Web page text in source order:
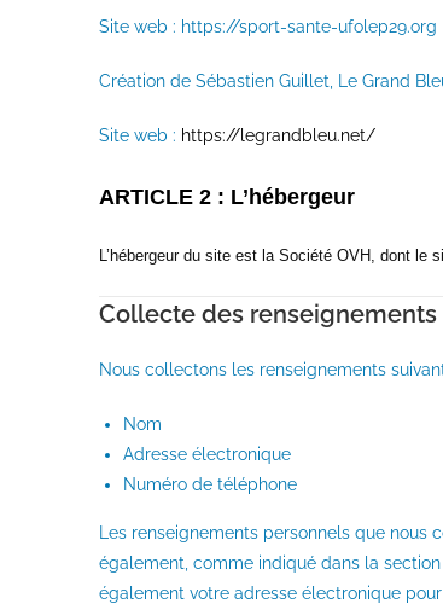
Site web : https://sport-sante-ufolep29.org
Création de Sébastien Guillet, Le Grand
Site web : https://legrandbleu.net/
ARTICLE 2 : L’hébergeur
L’hébergeur du site est la Société OVH, dont le
Collecte des
Nous collectons les renseignements
Nom
Adresse électronique
Numéro de téléphone
Les renseignements personnels que
également, comme indiqué dans la
également votre adresse électronique